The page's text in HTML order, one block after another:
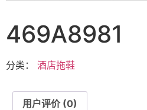
469A8981
分类： 酒店拖鞋
用户评价 (0)